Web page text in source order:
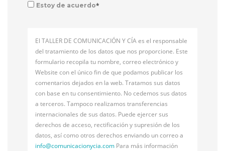
Estoy de acuerdo*
El TALLER DE COMUNICACIÓN Y CÍA es el responsable
del tratamiento de los datos que nos proporcione. Este
formulario recopila tu nombre, correo electrónico y
Website con el único fin de que podamos publicar los
comentarios dejados en la web. Tratamos sus datos
con base en tu consentimiento. No cedemos sus datos
a terceros. Tampoco realizamos transferencias
internacionales de sus datos. Puede ejercer sus
derechos de acceso, rectificación y supresión de los
datos, así como otros derechos enviando un correo a
info@comunicacionycia.com Para más información